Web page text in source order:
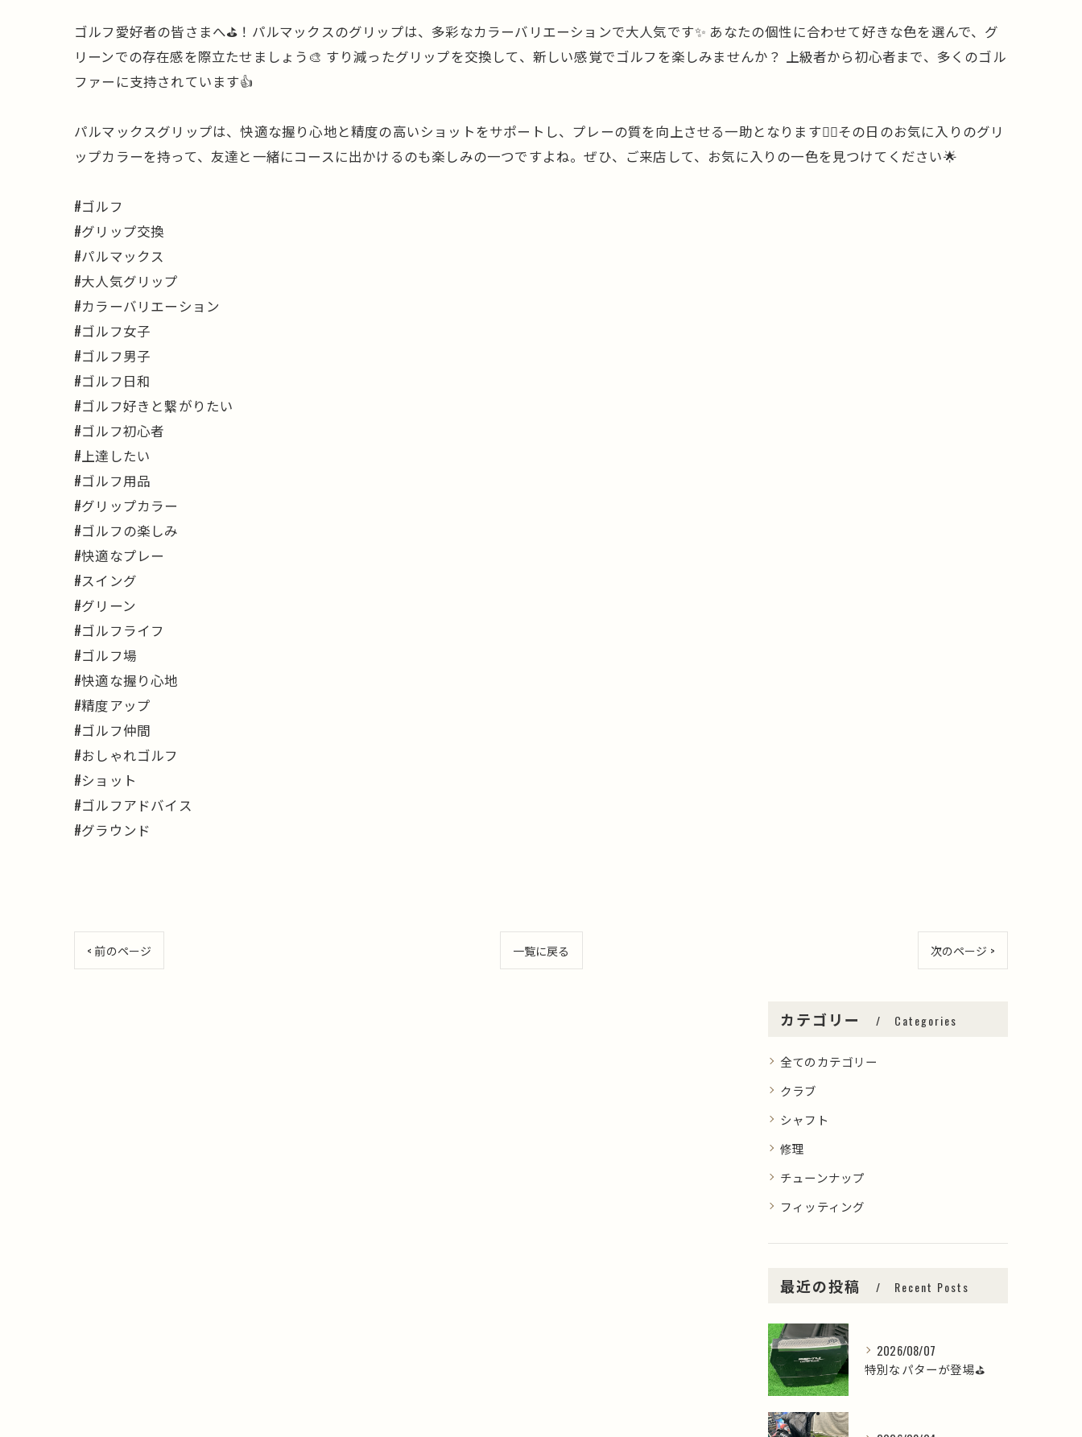
ゴルフ愛好者の皆さまへ⛳️！パルマックスのグリップは、多彩なカラーバリエーションで大人気です✨ あなたの個性に合わせて好きな色を選んで、グ
リーンでの存在感を際立たせましょう🎨 すり減ったグリップを交換して、新しい感覚でゴルフを楽しみませんか？ 上級者から初心者まで、多くのゴル
ファーに支持されています👍
パルマックスグリップは、快適な握り心地と精度の高いショットをサポートし、プレーの質を向上させる一助となります🏌️‍♂️その日のお気に入りのグリ
ップカラーを持って、友達と一緒にコースに出かけるのも楽しみの一つですよね。ぜひ、ご来店して、お気に入りの一色を見つけてください🌟
#ゴルフ
#グリップ交換
#パルマックス
#大人気グリップ
#カラーバリエーション
#ゴルフ女子
#ゴルフ男子
#ゴルフ日和
#ゴルフ好きと繋がりたい
#ゴルフ初心者
#上達したい
#ゴルフ用品
#グリップカラー
#ゴルフの楽しみ
#快適なプレー
#スイング
#グリーン
#ゴルフライフ
#ゴルフ場
#快適な握り心地
#精度アップ
#ゴルフ仲間
#おしゃれゴルフ
#ショット
#ゴルフアドバイス
#グラウンド
< 前のページ 一覧に戻る 次のページ >
カテゴリー Categories
全てのカテゴリー
クラブ
シャフト
修理
チューンナップ
フィッティング
最近の投稿 Recent Posts
2026/08/07
特別なパターが登場⛳️